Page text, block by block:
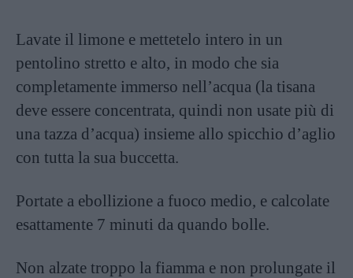
Lavate il limone e mettetelo intero in un
pentolino stretto e alto, in modo che sia
completamente immerso nell’acqua (la tisana
deve essere concentrata, quindi non usate più di
una tazza d’acqua) insieme allo spicchio d’aglio
con tutta la sua buccetta.
Portate a ebollizione a fuoco medio, e calcolate
esattamente 7 minuti da quando bolle.
Non alzate troppo la fiamma e non prolungate il